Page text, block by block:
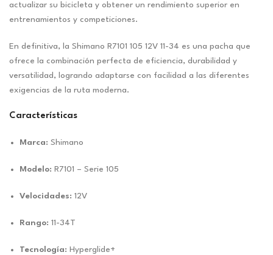
actualizar su bicicleta y obtener un rendimiento superior en
entrenamientos y competiciones.
En definitiva, la Shimano R7101 105 12V 11-34 es una pacha que
ofrece la combinación perfecta de eficiencia, durabilidad y
versatilidad, logrando adaptarse con facilidad a las diferentes
exigencias de la ruta moderna.
Características
Marca: Shimano
Modelo: R7101 – Serie 105
Velocidades: 12V
Rango: 11-34T
Tecnología: Hyperglide+